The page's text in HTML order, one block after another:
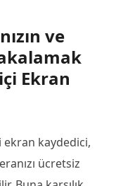
ve
Ekran
kaydedici,
ücretsiz